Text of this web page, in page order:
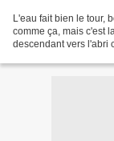
L'eau fait bien le tour,
comme ça, mais c'est
descendant vers l'abri